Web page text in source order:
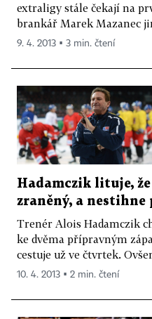
extraligy stále čekají na
brankář Marek Mazanec
9. 4. 2013 ▪ 3 min. čtení
Hadamczik lituje,
zraněný, a
Trenér Alois Hadamczik
ke dvěma přípravným
cestuje už ve čtvrtek.
10. 4. 2013 ▪ 2 min. čtení